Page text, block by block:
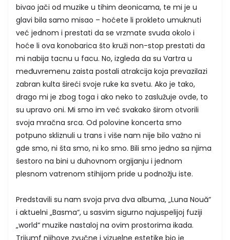
bivao jači od muzike u tihim deonicama, te mi je u
glavi bila samo misao – hoćete li prokleto umuknuti
već jednom i prestati da se vrzmate svuda okolo i
hoće li ova konobarica što kruži non-stop prestati da
mi nabija tacnu u facu. No, izgleda da su Vartra u
međuvremenu zaista postali atrakcija koja prevazilazi
zabran kulta šireći svoje ruke ka svetu. Ako je tako,
drago mi je zbog toga i ako neko to zaslužuje ovde, to
su upravo oni. Mi smo im već svakako širom otvorili
svoja mračna srca. Od polovine koncerta smo
potpuno skliznuli u trans i više nam nije bilo važno ni
gde smo, ni šta smo, ni ko smo. Bili smo jedno sa njima
šestoro na bini u duhovnom orgijanju i jednom
plesnom vatrenom stihijom pride u podnožju iste.
Predstavili su nam svoja prva dva albuma, „Luna Nouă“
i aktuelni „Basma“, u sasvim sigurno najuspelijoj fuziji
„world“ muzike nastaloj na ovim prostorima ikada.
Trijumf njihove zvučne i vizuelne estetike bio je